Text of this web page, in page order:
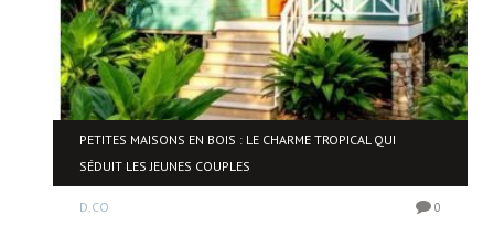
PETITES MAISONS EN BOIS : LE CHARME TROPICAL QUI
SÉDUIT LES JEUNES COUPLES
D.CO 0